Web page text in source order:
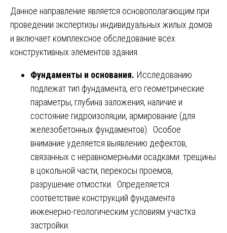
Данное направление является основополагающим при
проведении экспертизы индивидуальных жилых домов
и включает комплексное обследование всех
конструктивных элементов здания.
Фундаменты и основания. Исследованию
подлежат тип фундамента, его геометрические
параметры, глубина заложения, наличие и
состояние гидроизоляции, армирование (для
железобетонных фундаментов). Особое
внимание уделяется выявлению дефектов,
связанных с неравномерными осадками: трещины
в цокольной части, перекосы проемов,
разрушение отмостки. Определяется
соответствие конструкций фундамента
инженерно-геологическим условиям участка
застройки.